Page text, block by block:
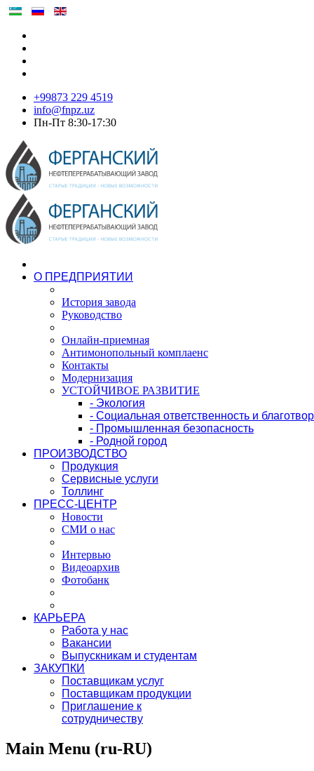
+99873 229 4519
info@fnpz.uz
Пн-Пт 8:30-17:30
О ПРЕДПРИЯТИИ
История завода
Руководство
Онлайн-приемная
Антимонопольный комплаенс
Контакты
Модернизация
УСТОЙЧИВОЕ РАЗВИТИЕ
- Экология
- Социальная ответственность и
- Промышленная безопасность
- Родной город
ПРОИЗВОДСТВО
Продукция
Сервисные услуги
Толлинг
ПРЕСС-ЦЕНТР
Новости
СМИ о нас
Интервью
Видеоархив
Фотобанк
КАРЬЕРА
Работа у нас
Вакансии
Выпускникам и студентам
ЗАКУПКИ
Поставщикам услуг
Поставщикам продукции
Приглашение к
сотрудничеству
Main Menu (ru-RU)